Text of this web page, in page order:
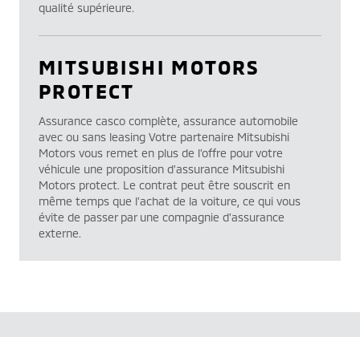
qualité supérieure.
MITSUBISHI MOTORS
PROTECT
Assurance casco complète, assurance automobile
avec ou sans leasing Votre partenaire Mitsubishi
Motors vous remet en plus de l’offre pour votre
véhicule une proposition d’assurance Mitsubishi
Motors protect. Le contrat peut être souscrit en
même temps que l’achat de la voiture, ce qui vous
évite de passer par une compagnie d’assurance
externe.